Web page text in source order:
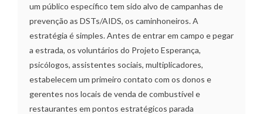
um público específico tem sido alvo de campanhas de
prevenção as DSTs/AIDS, os caminhoneiros. A
estratégia é simples. Antes de entrar em campo e pegar
a estrada, os voluntários do Projeto Esperança,
psicólogos, assistentes sociais, multiplicadores,
estabelecem um primeiro contato com os donos e
gerentes nos locais de venda de combustível e
restaurantes em pontos estratégicos parada